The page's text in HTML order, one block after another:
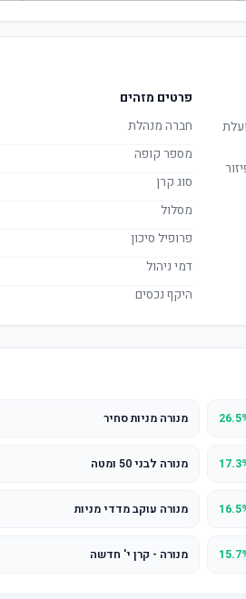
פרטים מזהים
חברה מנהלת
מספר קופה
סוג קרן
מסלול
פרופיל סיכון
דמי ניהול
היקף נכסים
מנורה מניות סחיר
מנורה לבני 50 ומטה
מנורה עוקב מדדי מניות
מנורה - קרן י' חדשה